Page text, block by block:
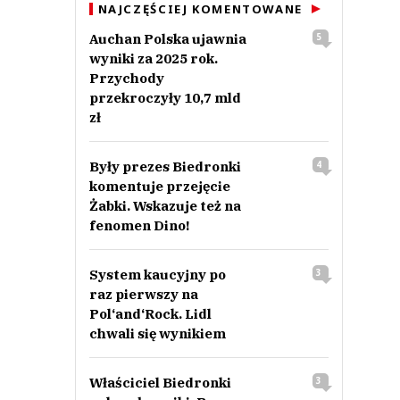
NAJCZĘŚCIEJ KOMENTOWANE
Auchan Polska ujawnia
wyniki za 2025 rok.
Przychody
przekroczyły 10,7 mld
zł
5
Były prezes Biedronki
komentuje przejęcie
Żabki. Wskazuje też na
fenomen Dino!
4
System kaucyjny po
raz pierwszy na
Pol‘and‘Rock. Lidl
chwali się wynikiem
3
Właściciel Biedronki
3